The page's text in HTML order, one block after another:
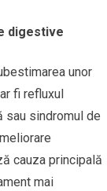
digestive
unor
fi refluxul
sau sindromul de
cauza principală
mai